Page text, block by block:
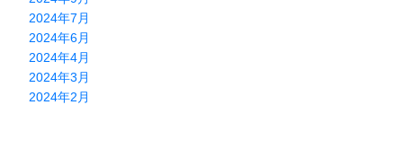
2024年7月
2024年6月
2024年4月
2024年3月
2024年2月